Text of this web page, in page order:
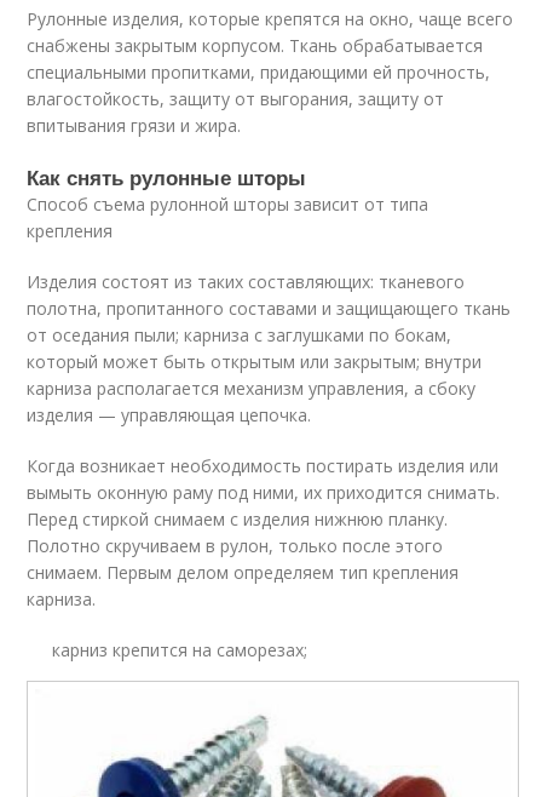
Рулонные изделия, которые крепятся на окно, чаще всего
снабжены закрытым корпусом. Ткань обрабатывается
специальными пропитками, придающими ей прочность,
влагостойкость, защиту от выгорания, защиту от
впитывания грязи и жира.
Как снять рулонные шторы
Способ съема рулонной шторы зависит от типа
крепления
Изделия состоят из таких составляющих: тканевого
полотна, пропитанного составами и защищающего ткань
от оседания пыли; карниза с заглушками по бокам,
который может быть открытым или закрытым; внутри
карниза располагается механизм управления, а сбоку
изделия — управляющая цепочка.
Когда возникает необходимость постирать изделия или
вымыть оконную раму под ними, их приходится снимать.
Перед стиркой снимаем с изделия нижнюю планку.
Полотно скручиваем в рулон, только после этого
снимаем. Первым делом определяем тип крепления
карниза.
карниз крепится на саморезах;